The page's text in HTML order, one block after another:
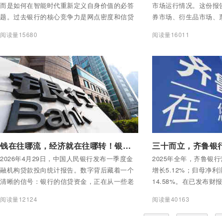
而是如何在智能时代重新定义自身价值的必答
题。过去银行的核心竞争力是网点密度和信贷
先完成从“资金中介”到“智能中介”的跃迁，谁就
阅读量15680
市场运行情况。这份
券市场、衍生品市场
阅读量16011
钱在往哪流，经济就在往哪转！银行信贷资金正在从一些老地方撤出来，往新地方去
2026年4月29日，中国人民银行发布一季度金
融机构贷款投向统计报告。数字背后藏着一个
清晰的信号：银行的信贷资金，正在从一些老
阅读量12124
2025年全年，齐鲁银
增长5.12%；归母净利
14.58%。在已发布财
阅读量40163